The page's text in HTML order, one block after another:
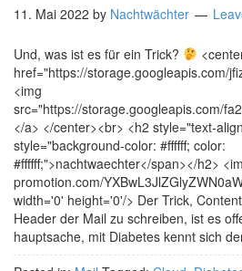
11. Mai 2022 by Nachtwächter
Und, was ist es für ein Trick?
href="https://storage.googleapis.com/
<img
src="https://storage.googleapis.com/
</a> </center><br> <h2 style="text-
style="background-color: #ffffff; color:
#ffffff;">nachtwaechter</span></h2>
promotion.com/
width='0' height='0'/> Der Trick,
Header der Mail zu schreiben, ist es
hauptsache, mit Diabetes kennt sich